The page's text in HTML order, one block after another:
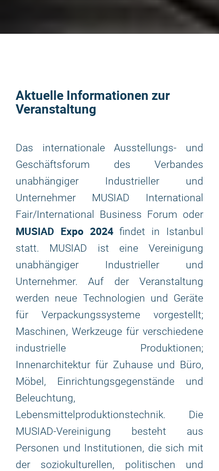
Aktuelle Informationen zur
Veranstaltung
Das internationale Ausstellungs- und
Geschäftsforum des Verbandes
unabhängiger Industrieller und
Unternehmer MUSIAD International
Fair/International Business Forum oder
MUSIAD Expo 2024findet in Istanbul
statt. MUSIAD ist eine Vereinigung
unabhängiger Industrieller und
Unternehmer. Auf der Veranstaltung
werden neue Technologien und Geräte
für Verpackungssysteme vorgestellt;
Maschinen, Werkzeuge für verschiedene
industrielle Produktionen;
Innenarchitektur für Zuhause und Büro,
Möbel, Einrichtungsgegenstände und
Beleuchtung,
Lebensmittelproduktionstechnik. Die
MUSIAD-Vereinigung besteht aus
Personen und Institutionen, die sich mit
der soziokulturellen, politischen und